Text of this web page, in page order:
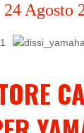
24 Agosto